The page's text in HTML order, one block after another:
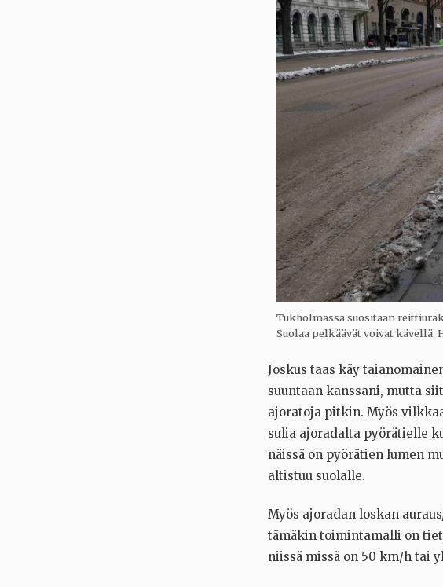
Tukholmassa suositaan
Suolaa pelkäävät voivat kävellä.
Joskus taas käy
suuntaan kanssani, mutta
ajoratoja pitkin. Myös
sulia ajoradalta pyörätielle
näissä on pyörätien lumen
altistuu suolalle.
Myös ajoradan loskan
tämäkin toimintamalli on
niissä missä on 50 km/h tai